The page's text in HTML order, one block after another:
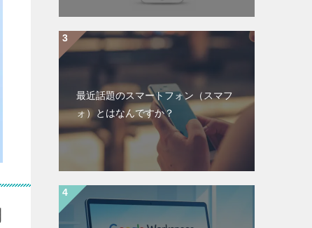
最近話題のスマートフォン（スマフ
ォ）とはなんですか？